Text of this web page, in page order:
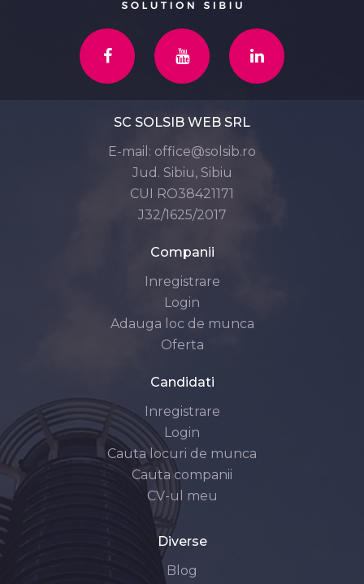
SC SOLSIB WEB SRL
E-mail: office@solsib.ro
Jud. Sibiu, Sibiu
CUI RO38421171
J32/1625/2017
Companii
Inregistrare
Login
Adauga loc de munca
Oferta
Candidati
Inregistrare
Login
Cauta locuri de munca
Cauta companii
CV-ul meu
Diverse
Blog